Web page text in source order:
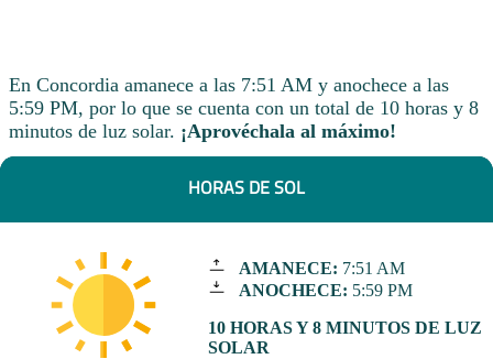
En Concordia amanece a las 7:51 AM y anochece a las
5:59 PM, por lo que se cuenta con un total de 10 horas y 8
minutos de luz solar. ¡Aprovéchala al máximo!
HORAS DE SOL
AMANECE: 7:51 AM
ANOCHECE: 5:59 PM
10 HORAS Y 8 MINUTOS DE LUZ
SOLAR